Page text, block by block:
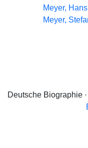
Meyer,
Meyer,
Deutsche Biographie ·